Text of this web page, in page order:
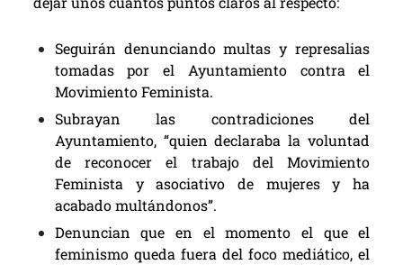
Seguirán denunciando multas y represalias
tomadas por el Ayuntamiento contra el
Movimiento Feminista.
Subrayan las contradiciones del
Ayuntamiento, “quien declaraba la voluntad
de reconocer el trabajo del Movimiento
Feminista y asociativo de mujeres y ha
acabado multándonos”.
Denuncian que en el momento el que el
feminismo queda fuera del foco mediático, el